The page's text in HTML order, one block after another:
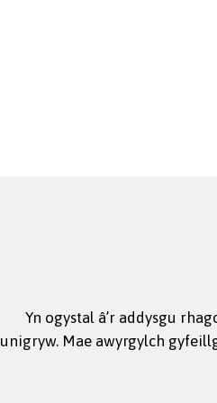
Yn ogystal â’r addysgu
unigryw. Mae awyrgylch